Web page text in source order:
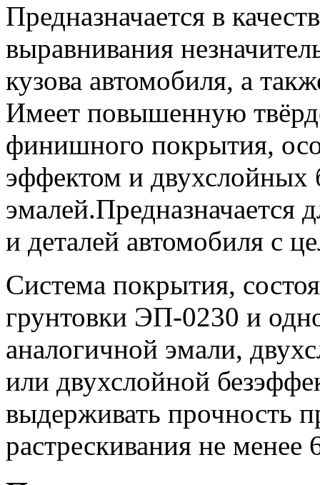
Предназначается в
выравнивания
кузова автомобиля, а
Имеет повышенную
финишного покрытия,
эффектом и двухслойных
эмалей.Предназначается
и деталей автомобиля с
Система покрытия,
грунтовки ЭП-0230 и
аналогичной эмали,
или двухслойной
выдерживать прочность
растрескивания не менее